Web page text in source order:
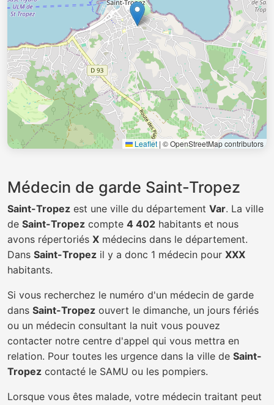
Leaflet | © OpenStreetMap contributors
Médecin de garde Saint-Tropez
Saint-Tropez est une ville du département Var. La ville
de Saint-Tropez compte 4 402 habitants et nous
avons répertoriés X médecins dans le département.
Dans Saint-Tropez il y a donc 1 médecin pour XXX
habitants.
Si vous recherchez le numéro d'un médecin de garde
dans Saint-Tropez ouvert le dimanche, un jours fériés
ou un médecin consultant la nuit vous pouvez
contacter notre centre d'appel qui vous mettra en
relation. Pour toutes les urgence dans la ville de Saint-
Tropez contacté le SAMU ou les pompiers.
Lorsque vous êtes malade, votre médecin traitant peut